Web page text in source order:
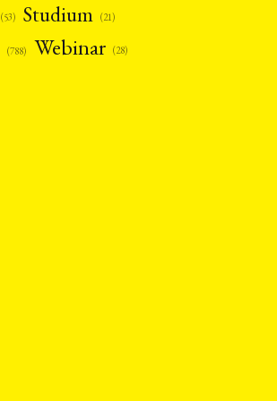
(53) Studium (21)
(788) Webinar (28)